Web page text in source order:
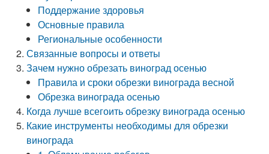
Поддержание здоровья
Основные правила
Региональные особенности
Связанные вопросы и ответы
Зачем нужно обрезать виноград осенью
Правила и сроки обрезки винограда весной
Обрезка винограда осенью
Когда лучше всегоить обрезку винограда осенью
Какие инструменты необходимы для обрезки
винограда